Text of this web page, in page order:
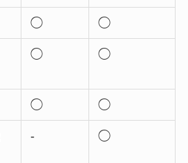
◯ ◯
◯ ◯
◯ ◯
- ◯